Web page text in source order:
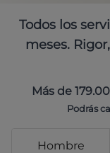
Todos los
meses.
Más de
Podrás
Hombre